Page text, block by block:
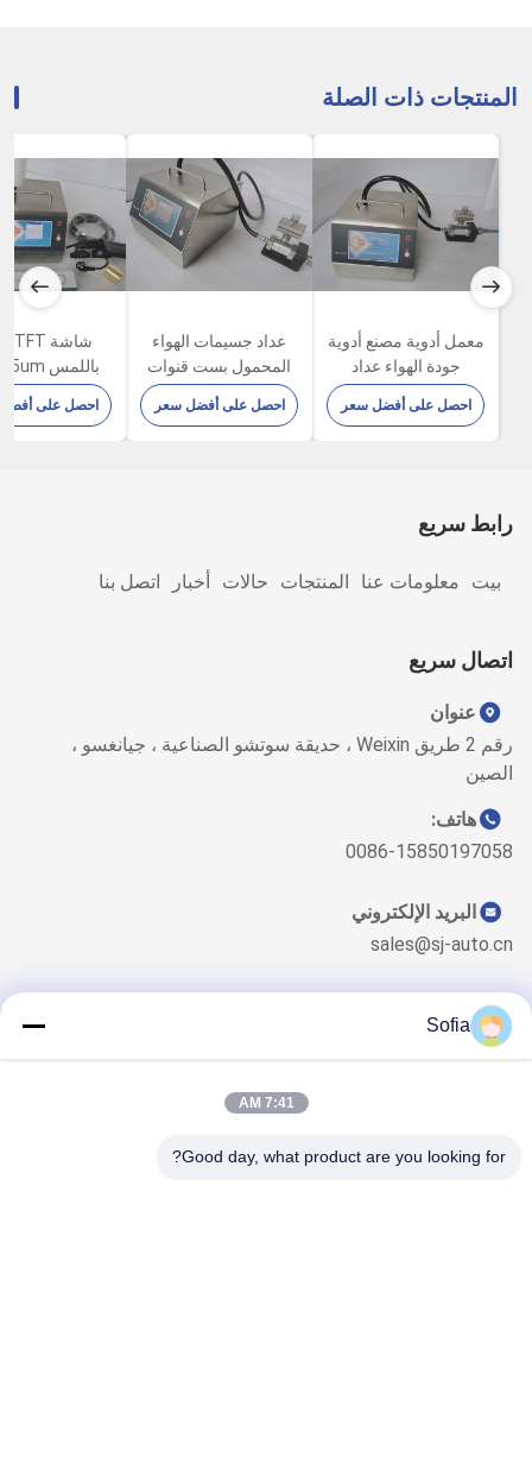
المنتجات ذات الصلة
معمل أدوية مصنع أدوية
جودة الهواء عداد
جزيئات 100LPM 80W
احصل على أفضل سعر
عداد جسيمات الهواء
المحمول بست قنوات
100LPM مع طابعة
حرارية مدمجة
احصل على أفضل سعر
جزيئات
الصناعة
احصل على
رابط سريع
بيت معلومات عنا المنتجات حالات أخبار اتصل بنا
اتصال سريع
عنوان
رقم 2 طريق Weixin ، حديقة سوتشو الصناعية ، جيانغسو ،
الصين
هاتف:
0086-15850197058
البريد الإلكتروني
sales@sj-auto.cn
Sofia
7:41 AM
Good day, what product are you looking for?